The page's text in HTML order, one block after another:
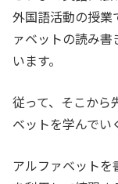
外国語活動の授業
ァベットの読み
います。
従って、そこから
ベットを学んでい
アルファベット